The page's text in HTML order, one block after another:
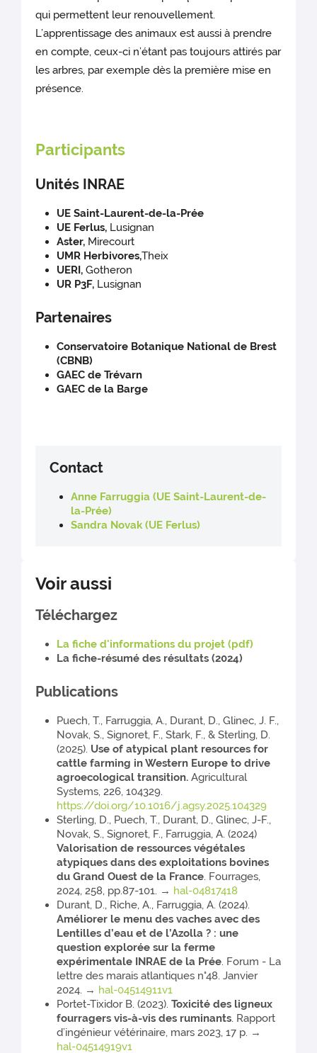
qui permettent leur renouvellement.
L’apprentissage des animaux est aussi à prendre
en compte, ceux-ci n’étant pas toujours attirés par
les arbres, par exemple dès la première mise en
présence.
Participants
Unités INRAE
UE Saint-Laurent-de-la-Prée
UE Ferlus, Lusignan
Aster, Mirecourt
UMR Herbivores,Theix
UERI, Gotheron
UR P3F, Lusignan
Partenaires
Conservatoire Botanique National de Brest
(CBNB)
GAEC de Trévarn
GAEC de la Barge
Contact
Anne Farruggia (UE Saint-Laurent-de-
la-Prée)
Sandra Novak (UE Ferlus)
Voir aussi
Téléchargez
La fiche d'informations du projet (pdf)
La fiche-résumé des résultats (2024)
Publications
Puech, T., Farruggia, A., Durant, D., Glinec, J. F.,
Novak, S., Signoret, F., Stark, F., & Sterling, D.
(2025). Use of atypical plant resources for
cattle farming in Western Europe to drive
agroecological transition.Agricultural
Systems, 226, 104329.
https://doi.org/10.1016/j.agsy.2025.104329
Sterling, D., Puech, T., Durant, D., Glinec, J-F.,
Novak, S., Signoret, F., Farruggia, A. (2024)
Valorisation de ressources végétales
atypiques dans des exploitations bovines
du Grand Ouest de la France. Fourrages,
2024, 258, pp.87-101. → hal-04817418
Durant, D., Riche, A., Farruggia, A. (2024).
Améliorer le menu des vaches avec des
Lentilles d’eau et de l’Azolla ? : une
question explorée sur la ferme
expérimentale INRAE de la Prée. Forum - La
lettre des marais atlantiques n°48. Janvier
2024. → hal-04514911v1
Portet-Tixidor B. (2023).Toxicité des ligneux
fourragers vis-à-vis des ruminants. Rapport
d’ingénieur vétérinaire, mars 2023, 17 p. →
hal-04514919v1